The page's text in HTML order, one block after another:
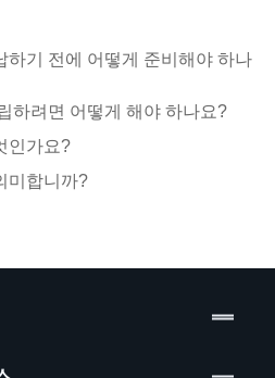
하기 전에 어떻게 준비해야 하나
하려면 어떻게 해야 하나요?
인가요?
미합니까?